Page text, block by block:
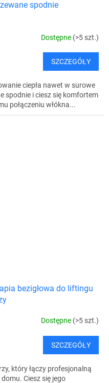
spodnie
Dostępne (>5 szt.)
SZCZEGÓŁY
ciepła nawet w surowe
spodnie i ciesz się komfortem
połączeniu włókna...
bezigłowa do liftingu
Dostępne (>5 szt.)
SZCZEGÓŁY
który łączy profesjonalną
Ciesz się jego